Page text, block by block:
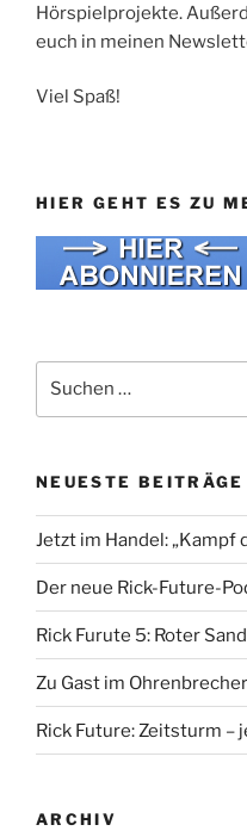
Hörspielprojekte.
euch in meinen
Viel Spaß!
HIER GEHT ES ZU
nach:
NEUESTE BEITRÄGE
Jetzt im Handel: „Kampf
Der neue Rick-Future-
Rick Furute 5: Roter
Zu Gast im
Rick Future: Zeitsturm –
ARCHIV